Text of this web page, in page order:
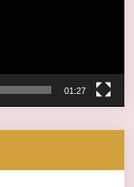
01:27